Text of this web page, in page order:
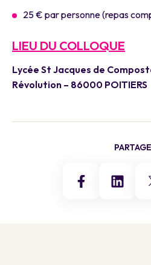
25 € par personne (repas
LIEU DU COLLOQUE
Lycée St Jacques de
Révolution – 86000 POITIERS